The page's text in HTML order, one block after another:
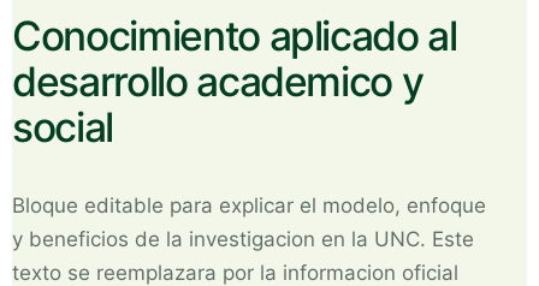
Conocimiento aplicado al
desarrollo academico y
social
Bloque editable para explicar el modelo, enfoque
y beneficios de la investigacion en la UNC. Este
texto se reemplazara por la informacion oficial